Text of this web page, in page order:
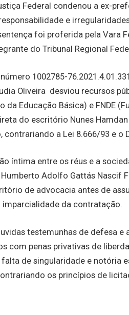
Federal condenou a ex-
e
foi proferida pela Vara
do Tribunal Regional
1002785-
Oliveira desviou recursos
da Educação Básica) e FNDE
do escritório Nunes
a Lei 8.666/93 e o
íntima entre os réus e a
Adolfo Gattás Nascif
de advocacia antes de
imparcialidade da contratação.
testemunhas de defesa e
com penas privativas de
de singularidade e notória
os princípios de